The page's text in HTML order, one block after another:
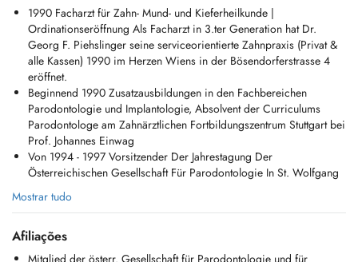
Sitzung mit CEREC | ästhetische Zahnmedizin mit weissen
Kompositfüllungen | Keramikveneers | Wurzelbehandlungen mit
Lupenbrille
Dr. Georg F. Piehslinger ist Zahnarzt in Wien und Facharzt für Zahn-
Mund- und Kieferheilkunde
1990 Facharzt für Zahn- Mund- und Kieferheilkunde |
Ordinationseröffnung Als Facharzt in 3.ter Generation hat Dr.
Georg F. Piehslinger seine serviceorientierte Zahnpraxis (Privat &
alle Kassen) 1990 im Herzen Wiens in der Bösendorferstrasse 4
eröffnet.
Beginnend 1990 Zusatzausbildungen in den Fachbereichen
Parodontologie und Implantologie, Absolvent der Curriculums
Parodontologe am Zahnärztlichen Fortbildungszentrum Stuttgart bei
Prof. Johannes Einwag
Von 1994 - 1997 Vorsitzender Der Jahrestagung Der
Österreichischen Gesellschaft Für Parodontologie In St. Wolfgang
Mostrar tudo
Afiliações
Mitglied der österr. Gesellschaft für Parodontologie und für